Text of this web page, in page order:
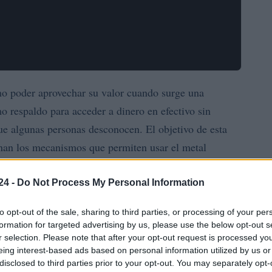
- Do Not Process My Personal Information
opt-out of the sale, sharing to third parties, or processing of your
for targeted advertising by us, please use the below opt-out
selection. Please note that after your opt-out request is processed
interest-based ads based on personal information utilized by us
to third parties prior to your opt-out. You may separately
poder aprovechar su valor cuando surge una
respaldo para acceder a dinero en efectivo sin
algunas personas desconocen. El objetivo de esta
los mecanismos que permiten usar el metal
obtener condiciones justas y qué riesgos conviene
entregar la pieza a una entidad como garantía
donde bienes decomisados se venden al mejor
profesional y entender conceptos como el